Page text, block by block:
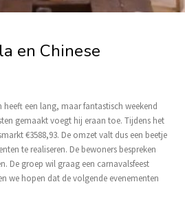
en Chinese
een lang, maar fantastisch weekend
gemaakt voegt hij eraan toe. Tijdens het
€3588,93. De omzet valt dus een beetje
te realiseren. De bewoners bespreken
De groep wil graag een carnavalsfeest
we hopen dat de volgende evenementen